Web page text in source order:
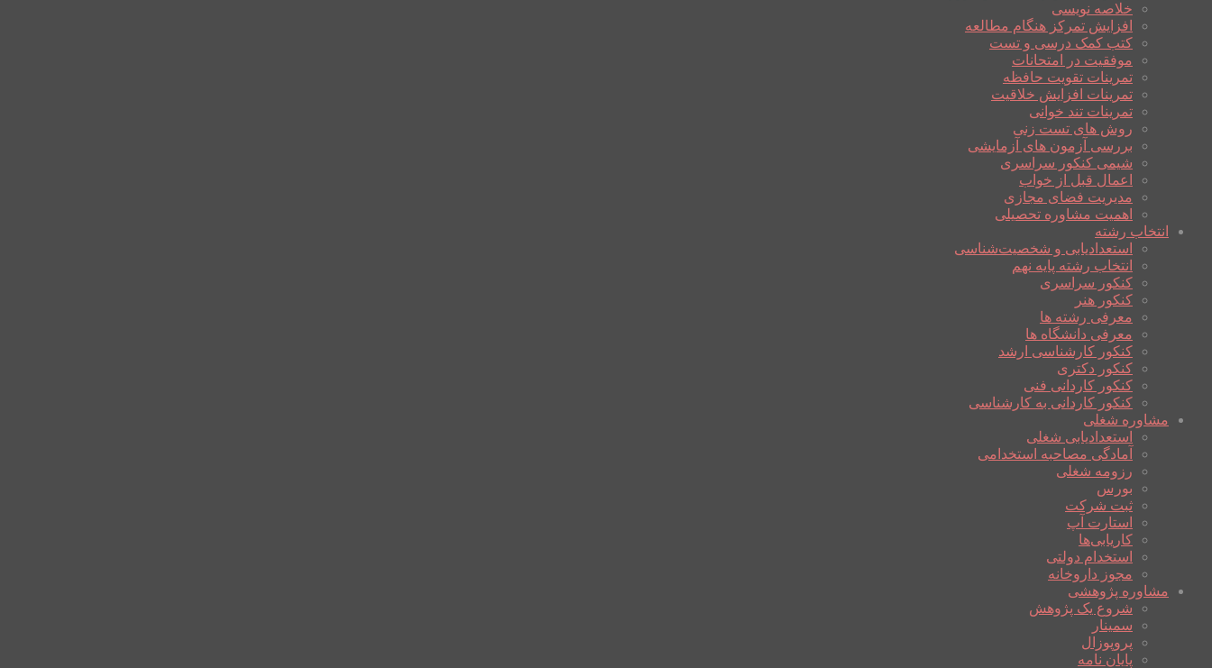
خلاصه نویسی
افزایش تمرکز هنگام مطالعه
کتب کمک درسی و تست
موفقیت در امتحانات
تمرینات تقویت حافظه
تمرینات افزایش خلاقیت
تمرینات تند خوانی
روش های تست زنی
بررسی آزمون های آزمایشی
شیمی کنکور سراسری
اعمال قبل از خواب
مدیریت فضای مجازی
اهمیت مشاوره تحصیلی
انتخاب رشته
استعدادیابی و شخصیت‌شناسی
انتخاب رشته پایه نهم
کنکور سراسری
کنکور هنر
معرفی رشته ها
معرفی دانشگاه ها
کنکور کارشناسی ارشد
کنکور دکتری
کنکور کاردانی فنی
کنکور کاردانی به کارشناسی
مشاوره شغلی
استعدادیابی شغلی
آمادگی مصاحبه استخدامی
رزومه شغلی
بورس
ثبت شرکت
استارت آپ
کاریابی‌ها
استخدام دولتی
مجوز داروخانه
مشاوره پژوهشی
شروع یک پژوهش
سمینار
پروپوزال
پایان نامه